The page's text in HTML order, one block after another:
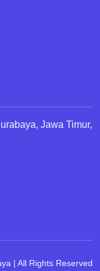
Jawa Timur,
| All Rights Reserved